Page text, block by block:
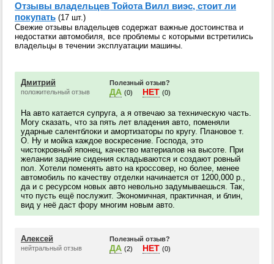
Отзывы владельцев Тойота Вилл виэс, стоит ли
покупать (17 шт.)
Свежие отзывы владельцев содержат важные достоинства и
недостатки автомобиля, все проблемы с которыми встретились
владельцы в течении эксплуатации машины.
Дмитрий
положительный отзыв
Полезный отзыв?
ДА (0) НЕТ (0)
На авто катается супруга, а я отвечаю за техническую часть.
Могу сказать, что за пять лет владения авто, поменяли
ударные салентблоки и амортизаторы по кругу. Плановое т.
О. Ну и мойка каждое воскресение. Господа, это
чистокровный японец, качество материалов на высоте. При
желании задние сидения складываются и создают ровный
пол. Хотели поменять авто на кроссовер, но более, менее
автомобиль по качеству отделки начинается от 1200,000 р.,
да и с ресурсом новых авто невольно задумываешься. Так,
что пусть ещё послужит. Экономичная, практичная, и блин,
вид у неё даст фору многим новым авто.
Алексей
нейтральный отзыв
Полезный отзыв?
ДА (2) НЕТ (0)